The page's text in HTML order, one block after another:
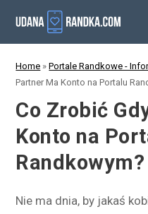
Home »Portale Randkowe -
Partner Ma Konto na Portalu
Co Zrobić
Konto na
Randkowym?
Nie ma dnia, by jakaś